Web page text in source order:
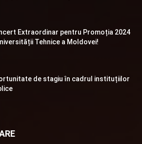
Extraordinar pentru Promoția 2024
Tehnice a Moldovei!
de stagiu în cadrul instituțiilor